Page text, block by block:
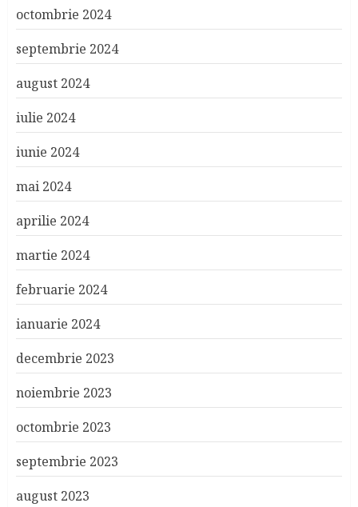
octombrie 2024
septembrie 2024
august 2024
iulie 2024
iunie 2024
mai 2024
aprilie 2024
martie 2024
februarie 2024
ianuarie 2024
decembrie 2023
noiembrie 2023
octombrie 2023
septembrie 2023
august 2023